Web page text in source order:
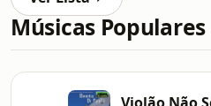
Músicas Populares